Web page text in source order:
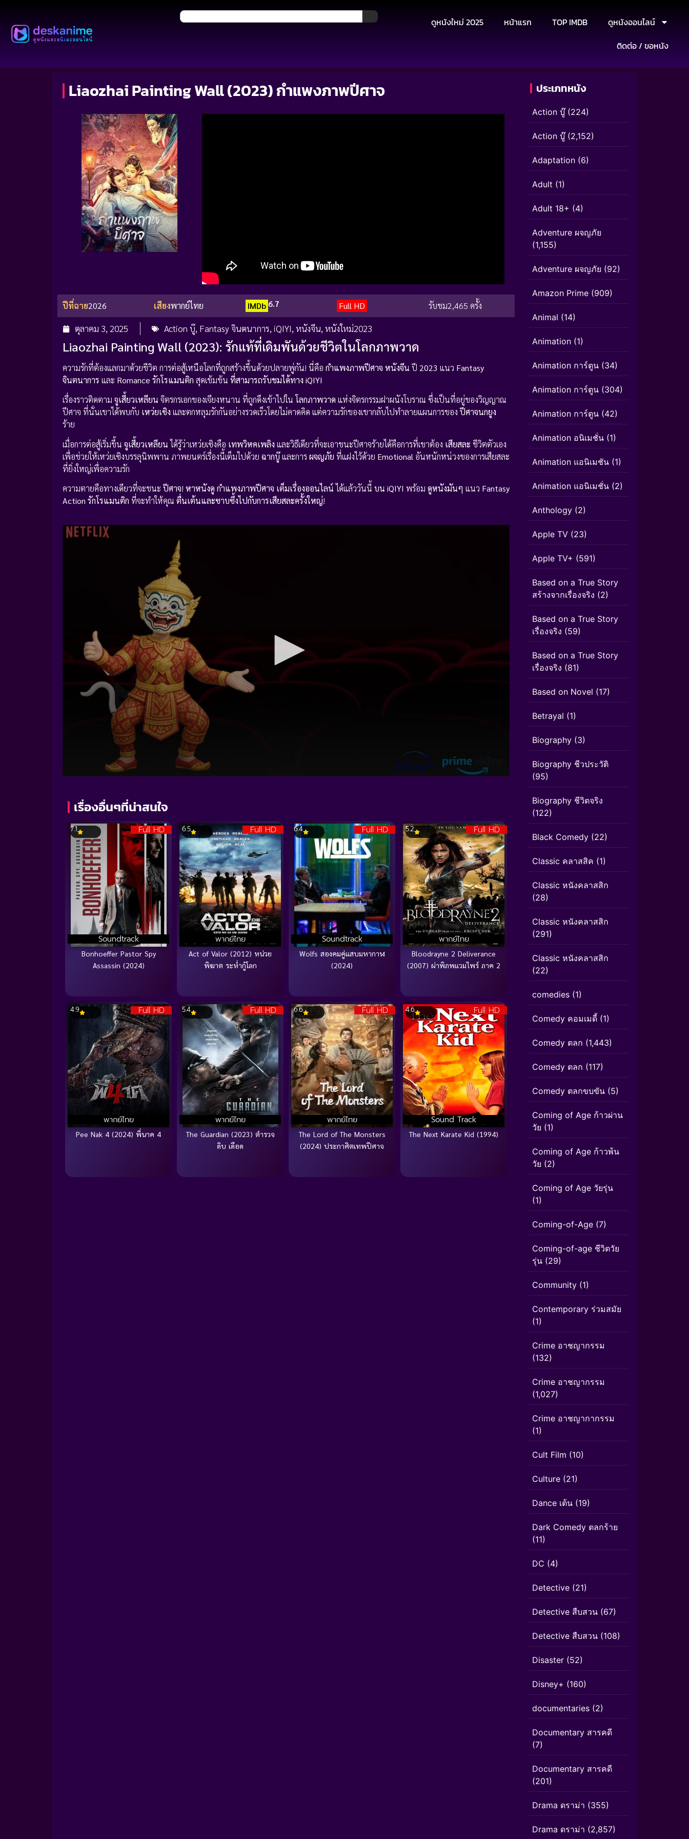
ดูหนังใหม่ 2025 หน้าแรก TOP IMDB
ดูหนังออนไลน์
ติดต่อ / ขอหนัง
Liaozhai Painting Wall (2023) กำแพงภาพปีศาจ
ปีที่ฉาย2026 เสียงพากย์ไทย IMDb 6.7 Full HD รับชม2,465 ครั้ง
ตุลาคม 3, 2025 Action บู๊, Fantasy จินตนาการ, iQIYI, หนังจีน, หนังใหม่2023
Liaozhai Painting Wall (2023): รักแท้ที่เดิมพันด้วยชีวิตในโลกภาพวาด
ความรักที่ต้องแลกมาด้วยชีวิต การต่อสู้เหนือโลกที่ถูกสร้างขึ้นด้วยปลายพู่กัน! นี่คือ กำแพงภาพปีศาจ หนังจีน ปี 2023 แนว Fantasy
จินตนาการ และ Romance รักโรแมนติก สุดเข้มข้น ที่สามารถรับชมได้ทาง iQIYI
เรื่องราวติดตาม จูเสี้ยวเหลียน จิตรกรเอกของเจียงหนาน ที่ถูกดึงเข้าไปใน โลกภาพวาด แห่งจิตรกรรมฝาผนังโบราณ ซึ่งเป็นที่อยู่ของวิญญาณ
ปีศาจ ที่นั่นเขาได้พบกับ เหว่ยเซิง และตกหลุมรักกันอย่างรวดเร็วโดยไม่คาดคิด แต่ความรักของเขากลับไปทำลายแผนการของปีศาจนกยูง
ร้าย
เมื่อการต่อสู้เริ่มขึ้น จูเสี้ยวเหลียนได้รู้ว่าเหว่ยเซิงคือ เทพวิหคเพลิง และวิธีเดียวที่จะเอาชนะปีศาจร้ายได้คือการที่เขาต้อง เสียสละ ชีวิตตัวเอง
เพื่อช่วยให้เหว่ยเซิงบรรลุนิพพาน ภาพยนตร์เรื่องนี้เต็มไปด้วย ฉากบู๊และการผจญภัย ที่แฝงไว้ด้วย Emotional อันหนักหน่วงของการเสียสละ
ที่ยิ่งใหญ่เพื่อความรัก
ความตายคือทางเดียวที่จะชนะปีศาจ! หาหนังดู กำแพงภาพปีศาจ เต็มเรื่องออนไลน์ได้แล้ววันนี้ บน iQIYI พร้อม ดูหนังมันๆ แนว Fantasy
Action รักโรแมนติก ที่จะทำให้คุณ ตื่นเต้นและซาบซึ้งไปกับการเสียสละครั้งใหญ่!
เรื่องอื่นๆที่น่าสนใจ
Full HD
Soundtrack
7.1
Bonhoeffer Pastor Spy
Assassin (2024)
Full HD
พากย์ไทย
6.5
Act of Valor (2012) หน่วย
พิฆาต ระห่ำกู้โลก
Full HD
Soundtrack
6.4
Wolfs สองคมคู่แสบมหากาฬ
(2024)
Full HD
พากย์ไทย
5.2
Bloodrayne 2 Deliverance
(2007) ผ่าพิภพแวมไพร์ ภาค 2
Full HD
พากย์ไทย
4.9
Pee Nak 4 (2024) พี่นาค 4
Full HD
พากย์ไทย
5.4
The Guardian (2023) ตำรวจ
ดิบ เดือด
Full HD
พากย์ไทย
6.6
The Lord of The Monsters
(2024) ประกาศิตเทพปีศาจ
Full HD
Sound Track
4.6
The Next Karate Kid (1994)
ประเภทหนัง
Action บู๊(224)
Action บู๊(2,152)
Adaptation (6)
Adult (1)
Adult 18+ (4)
Adventure ผจญภัย
(1,155)
Adventure ผจญภัย (92)
Amazon Prime (909)
Animal (14)
Animation (1)
Animation การ์ตูน (34)
Animation การ์ตูน (304)
Animation การ์ตูน (42)
Animation อนิเมชั่น (1)
Animation แอนิเมชัน (1)
Animation แอนิเมชั่น (2)
Anthology (2)
Apple TV (23)
Apple TV+ (591)
Based on a True Story
สร้างจากเรื่องจริง (2)
Based on a True Story
เรื่องจริง (59)
Based on a True Story
เรื่องจริง (81)
Based on Novel (17)
Betrayal (1)
Biography (3)
Biography ชีวประวัติ
(95)
Biography ชีวิตจริง
(122)
Black Comedy (22)
Classic คลาสสิค (1)
Classic หนังคลาสสิก
(28)
Classic หนังคลาสสิก
(291)
Classic หนังคลาสสิก
(22)
comedies (1)
Comedy คอมเมดี้ (1)
Comedy ตลก (1,443)
Comedy ตลก (117)
Comedy ตลกขบขัน (5)
Coming of Age ก้าวผ่าน
วัย (1)
Coming of Age ก้าวพ้น
วัย (2)
Coming of Age วัยรุ่น
(1)
Coming-of-Age (7)
Coming-of-age ชีวิตวัย
รุ่น (29)
Community (1)
Contemporary ร่วมสมัย
(1)
Crime อาชญากรรม
(132)
Crime อาชญากรรม
(1,027)
Crime อาชญากากรรม
(1)
Cult Film (10)
Culture (21)
Dance เต้น (19)
Dark Comedy ตลกร้าย
(11)
DC (4)
Detective (21)
Detective สืบสวน (67)
Detective สืบสวน (108)
Disaster (52)
Disney+ (160)
documentaries (2)
Documentary สารคดี
(7)
Documentary สารคดี
(201)
Drama ดราม่า (355)
Drama ดราม่า (2,857)